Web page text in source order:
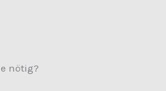
nötig?